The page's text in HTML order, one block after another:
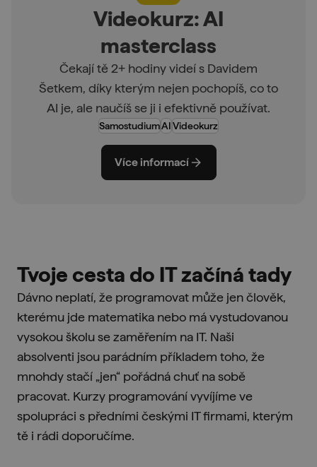
Videokurz: AI
masterclass
Čekají tě 2+ hodiny videí s Davidem
Šetkem, díky kterým nejen pochopíš, co to
AI je, ale naučíš se ji i efektivně používat.
SamostudiumAIVideokurz
Více informací
Tvoje cesta do IT začíná tady
Dávno neplatí, že programovat může jen člověk,
kterému jde matematika nebo má vystudovanou
vysokou školu se zaměřením na IT. Naši
absolventi jsou parádním příkladem toho, že
mnohdy stačí „jen“ pořádná chuť na sobě
pracovat. Kurzy programování vyvíjíme ve
spolupráci s předními českými IT firmami, kterým
tě i rádi doporučíme.